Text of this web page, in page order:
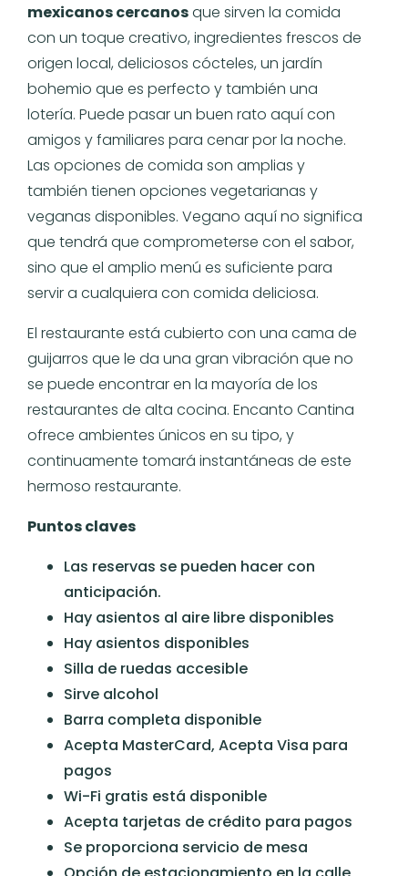
mexicanos cercanosque sirven la comida
con un toque creativo, ingredientes frescos de
origen local, deliciosos cócteles, un jardín
bohemio que es perfecto y también una
lotería. Puede pasar un buen rato aquí con
amigos y familiares para cenar por la noche.
Las opciones de comida son amplias y
también tienen opciones vegetarianas y
veganas disponibles. Vegano aquí no significa
que tendrá que comprometerse con el sabor,
sino que el amplio menú es suficiente para
servir a cualquiera con comida deliciosa.
El restaurante está cubierto con una cama de
guijarros que le da una gran vibración que no
se puede encontrar en la mayoría de los
restaurantes de alta cocina. Encanto Cantina
ofrece ambientes únicos en su tipo, y
continuamente tomará instantáneas de este
hermoso restaurante.
Puntos claves
Las reservas se pueden hacer con
anticipación.
Hay asientos al aire libre disponibles
Hay asientos disponibles
Silla de ruedas accesible
Sirve alcohol
Barra completa disponible
Acepta MasterCard, Acepta Visa para
pagos
Wi-Fi gratis está disponible
Acepta tarjetas de crédito para pagos
Se proporciona servicio de mesa